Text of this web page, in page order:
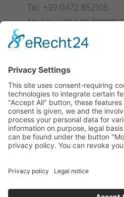
Tel. +39 0472 852105
Mobile+39 348 9280153
info@froetscherhof.com
P.IVA: IT01247840216